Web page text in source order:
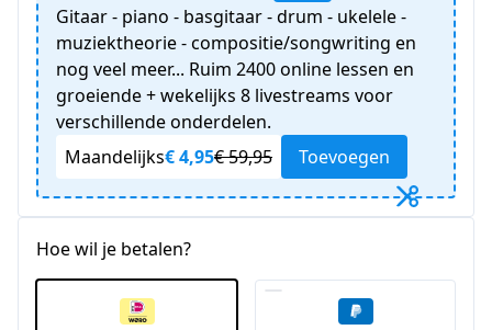
Gitaar - piano - basgitaar - drum - ukelele -
muziektheorie - compositie/songwriting en
nog veel meer... Ruim 2400 online lessen en
groeiende + wekelijks 8 livestreams voor
verschillende onderdelen.
Maandelijks€ 4,95€ 59,95 Toevoegen
Hoe wil je betalen?